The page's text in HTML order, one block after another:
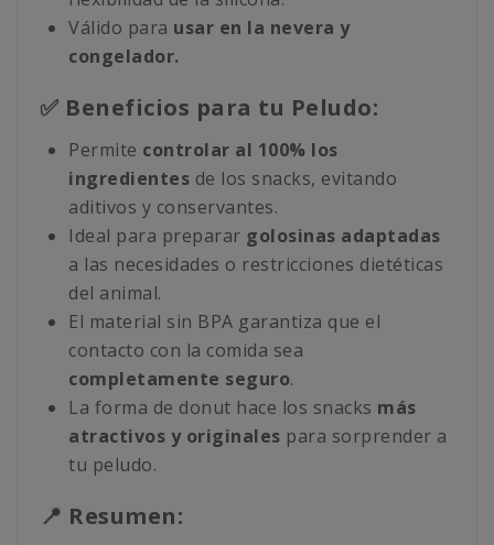
Válido para usar en la nevera y
congelador.
✅ Beneficios para tu Peludo:
Permite controlar al 100% los
ingredientes de los snacks, evitando
aditivos y conservantes.
Ideal para preparar golosinas adaptadas
a las necesidades o restricciones dietéticas
del animal.
El material sin BPA garantiza que el
contacto con la comida sea
completamente seguro.
La forma de donut hace los snacks más
atractivos y originales para sorprender a
tu peludo.
📍 Resumen: